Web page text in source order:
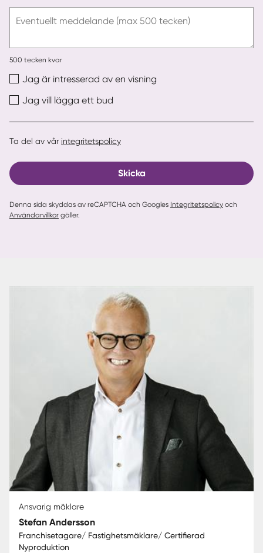
post
Eventuellt meddelande (max 500 tecken)
500 tecken kvar
Jag är intresserad av en visning
Jag vill lägga ett bud
Ta del av vår integritetspolicy
Skicka
Denna sida skyddas av reCAPTCHA och Googles Integritetspolicy och
Användarvillkor gäller.
Ansvarig mäklare
Stefan Andersson
Franchisetagare/ Fastighetsmäklare/ Certifierad
Nyproduktion